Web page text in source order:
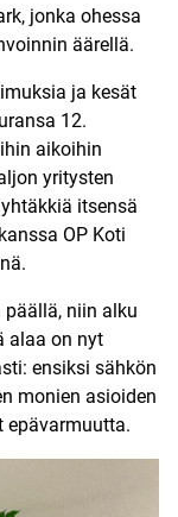
jonka ohessa
äärellä.
ja kesät
12.
aikoihin
yritysten
itsensä
OP Koti
niin alku
alaa on nyt
ensiksi sähkön
monien asioiden
epävarmuutta.